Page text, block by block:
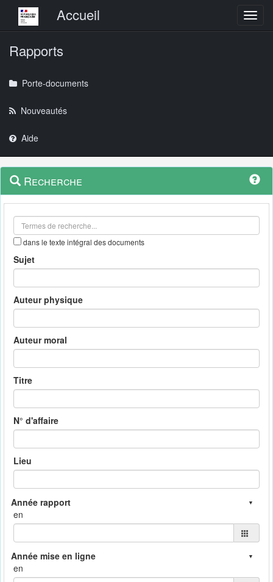
Menu principalAccueil
Rapports
Porte-documents
Nouveautés
Aide
Navigation
outils
Menu
contextuel
Recherche
dans le texte intégral des documents
Sujet
Auteur physique
Auteur moral
Titre
N° d'affaire
Lieu
en
en